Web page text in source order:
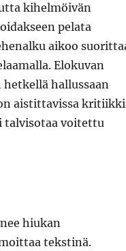
kihelmöivän
pelata
aikoo
Elokuvan
hallussaan
aistittavissa
talvisotaa voitettu
hiukan
tekstinä.